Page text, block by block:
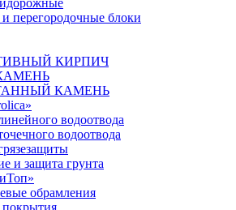
перегородочные блоки
КИРПИЧ
КАМЕНЬ
водоотвода
водоотвода
и защита грунта
обрамления